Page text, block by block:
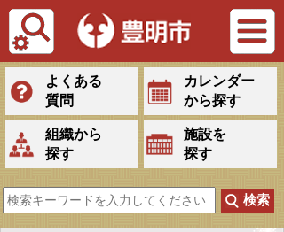
Tiếng Việt
よくある
質問
カレンダー
から探す
組織から
探す
施設を
探す